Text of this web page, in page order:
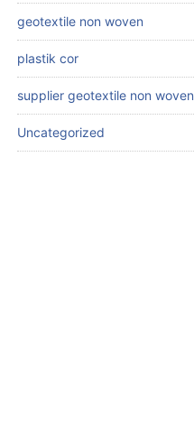
geotextile non woven
plastik cor
supplier geotextile non woven
Uncategorized